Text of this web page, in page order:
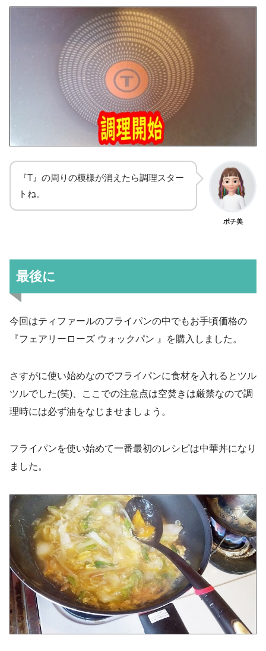
『T』の周りの模様が消えたら調理スター
トね。
ポチ美
最後に
今回はティファールのフライパンの中でもお手頃価格の
『フェアリーローズ ウォックパン 』を購入しました。
さすがに使い始めなのでフライパンに食材を入れるとツル
ツルでした(笑)、ここでの注意点は空焚きは厳禁なので調
理時には必ず油をなじませましょう。
フライパンを使い始めて一番最初のレシピは中華丼になり
ました。